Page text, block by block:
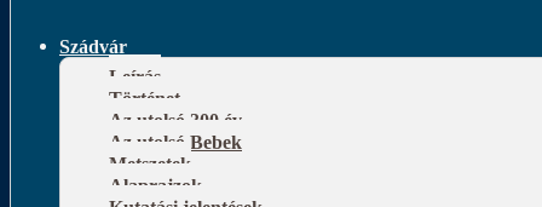
Szádvár
Leírás
Történet
Az utolsó 300 év
Az utolsó Bebek
Metszetek
Alaprajzok